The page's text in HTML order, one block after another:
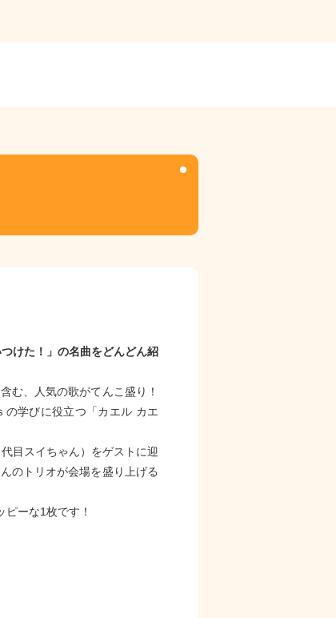
けた！」の名曲をどんどん紹
む、人気の歌がてんこ盛り！
の学びに役立つ「カエル カエ
目スイちゃん）をゲストに迎
のトリオが会場を盛り上げる
ーな1枚です！